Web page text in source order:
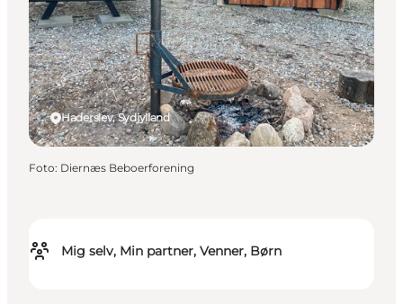
Mig selv, Min partner, Venner, Børn
Haderslev, Sydjylland
Foto: Diernæs Beboerforening